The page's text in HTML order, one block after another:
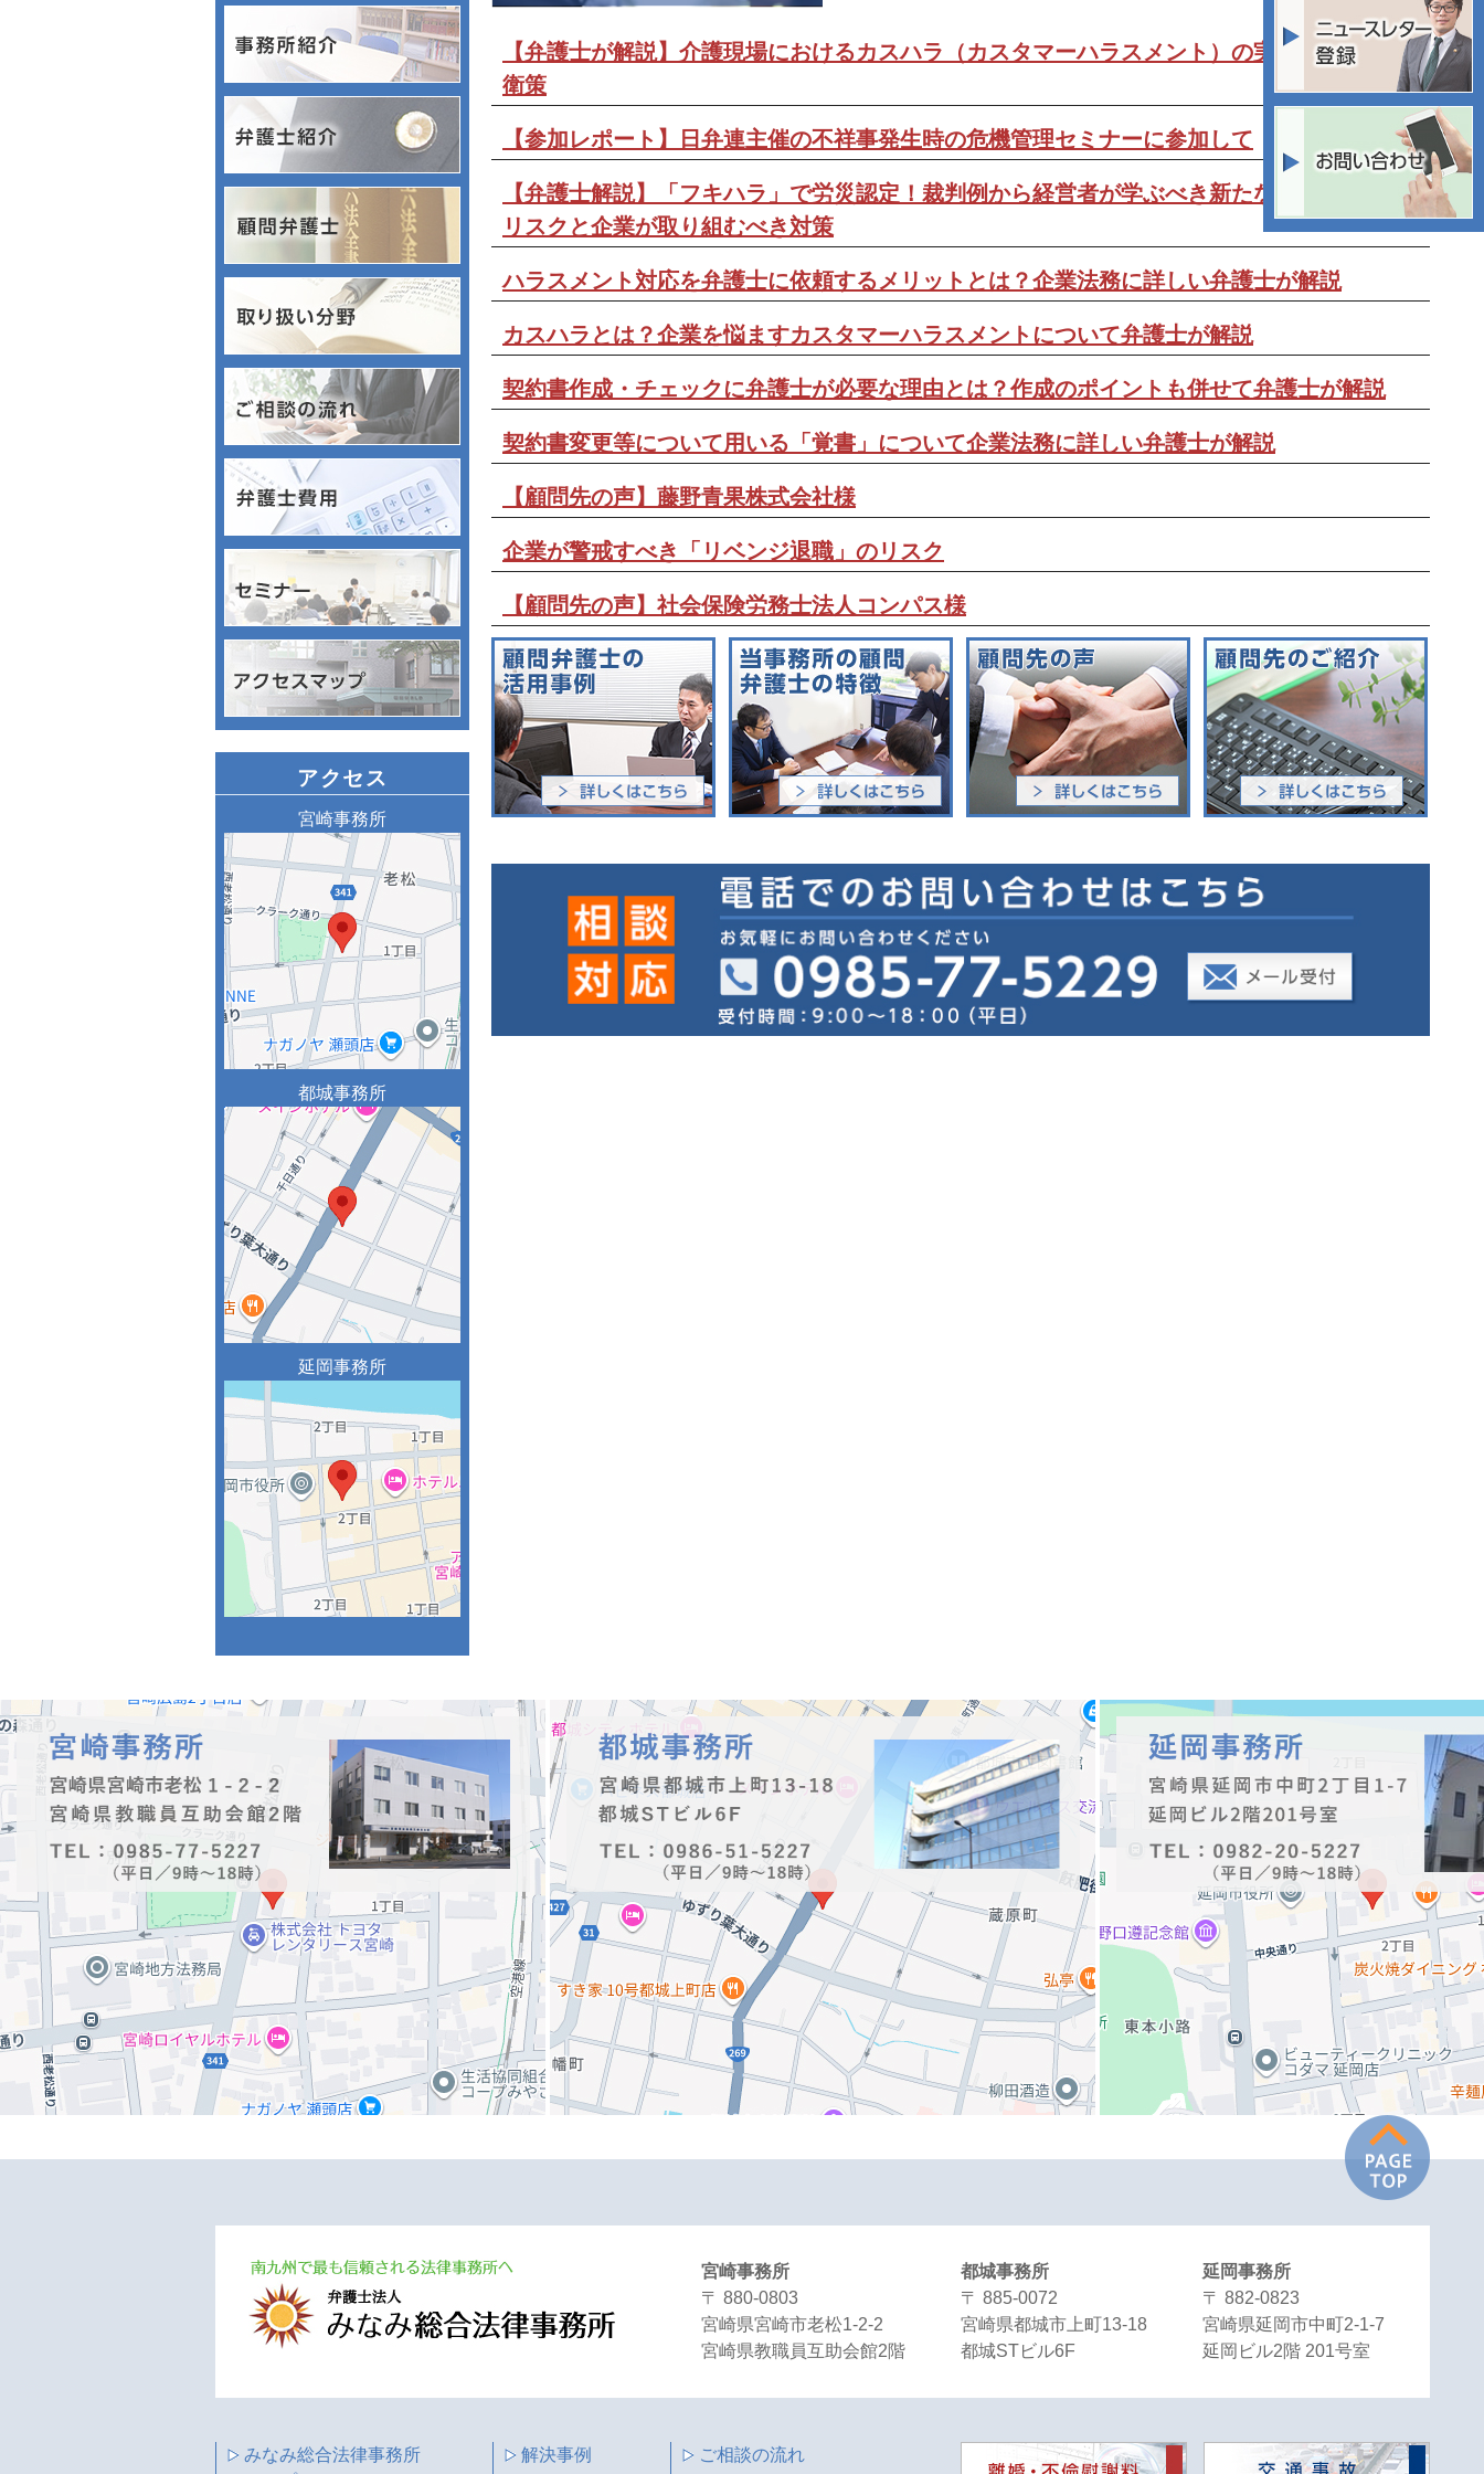
【弁護士が解説】介護現場におけるカスハラ（カスタマーハラスメント）の実態と企業の防
衛策
【参加レポート】日弁連主催の不祥事発生時の危機管理セミナーに参加して
【弁護士解説】「フキハラ」で労災認定！裁判例から経営者が学ぶべき新たなハラスメント
リスクと企業が取り組むべき対策
ハラスメント対応を弁護士に依頼するメリットとは？企業法務に詳しい弁護士が解説
カスハラとは？企業を悩ますカスタマーハラスメントについて弁護士が解説
契約書作成・チェックに弁護士が必要な理由とは？作成のポイントも併せて弁護士が解説
契約書変更等について用いる「覚書」について企業法務に詳しい弁護士が解説
【顧問先の声】藤野青果株式会社様
企業が警戒すべき「リベンジ退職」のリスク
【顧問先の声】社会保険労務士法人コンパス様
アクセス
宮崎事務所
都城事務所
延岡事務所
宮崎事務所
〒 880-0803
宮崎県宮崎市老松1-2-2
宮崎県教職員互助会館2階
都城事務所
〒 885-0072
宮崎県都城市上町13-18
都城STビル6F
延岡事務所
〒 882-0823
宮崎県延岡市中町2-1-7
延岡ビル2階 201号室
みなみ総合法律事務所
解決事例 ご相談の流れ